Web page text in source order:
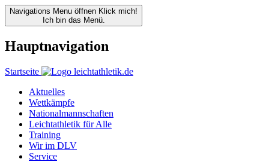
Navigations Menu öffnen Klick mich!
Ich bin das Menü.
Hauptnavigation
Startseite
Aktuelles
Wettkämpfe
Nationalmannschaften
Leichtathletik für Alle
Training
Wir im DLV
Service